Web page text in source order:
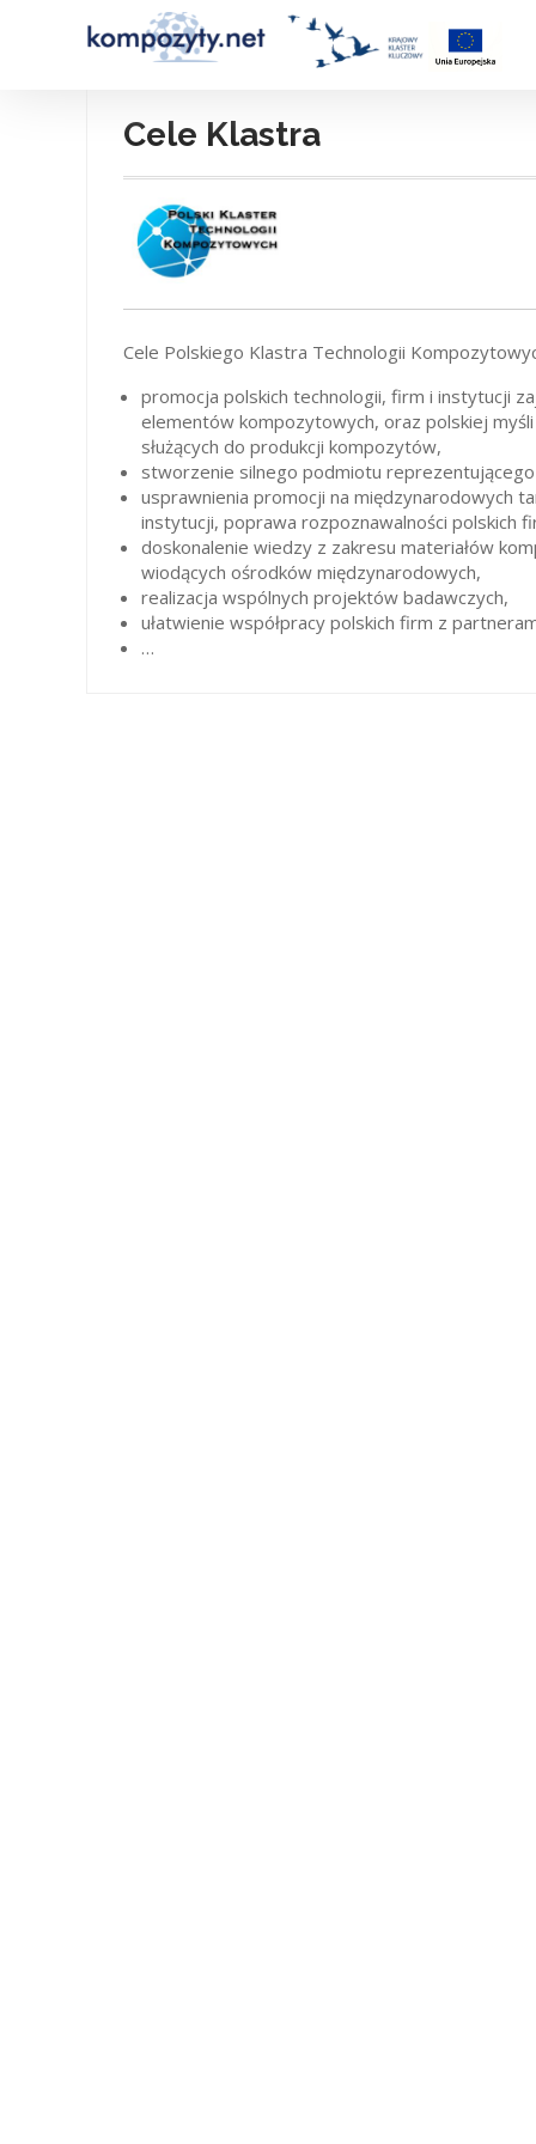
Cele Klastra
Cele Polskiego Klastra Technologii
promocja polskich technologii, firm i instytucji
elementów kompozytowych, oraz polskiej
służących do produkcji kompozytów,
stworzenie silnego podmiotu
usprawnienia promocji na międzynarodowych
instytucji, poprawa rozpoznawalności polskich
doskonalenie wiedzy z zakresu materiałów
wiodących ośrodków międzynarodowych,
realizacja wspólnych projektów badawczych,
ułatwienie współpracy polskich firm z
…